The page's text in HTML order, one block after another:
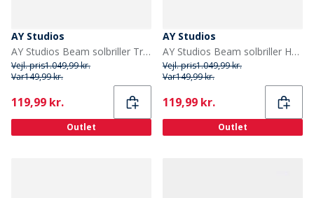
AY Studios
AY Studios Beam solbriller Transparent Oyster
Vejl. pris1.049,99 kr.
Var149,99 kr.
Current
119,99 kr.
Outlet
AY Studios
AY Studios Beam solbriller Havana
Vejl. pris1.049,99 kr.
Var149,99 kr.
Current
119,99 kr.
Outlet